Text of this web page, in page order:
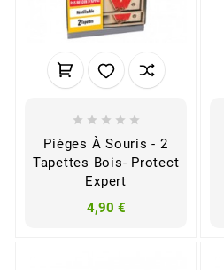
    
Pièges À Souris - 2
Tapettes Bois- Protect
Expert
4,90 €